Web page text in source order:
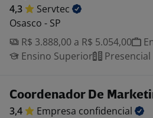
4,3
Servtec
Osasco - SP
R$ 3.888,00 a R$ 5.054,00
Ensino Superior
Presencial
Coordenador De
3,4 Empresa confidencial